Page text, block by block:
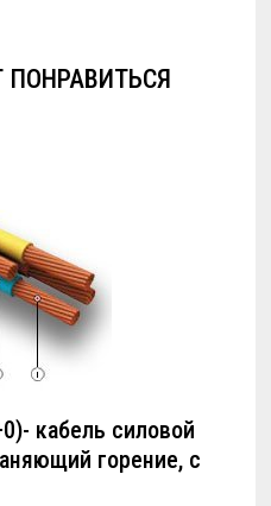
кабель силовой
горение, с